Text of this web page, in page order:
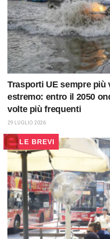
Trasporti UE sempre
estremo: entro il 2050
volte più frequenti
29 LUGLIO 2026
LE BREVI